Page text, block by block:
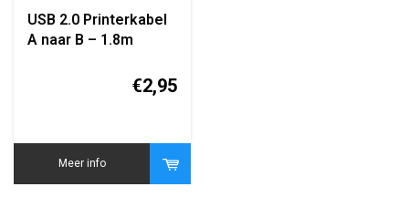
USB 2.0 Printerkabel
A naar B – 1.8m
€2,95
Meer info